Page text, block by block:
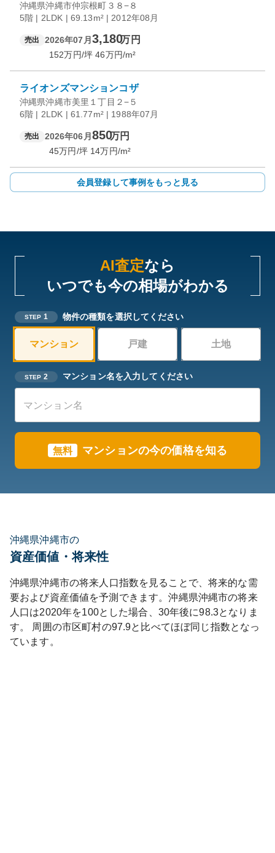
沖縄県沖縄市仲宗根町３８−８
5階 | 2LDK | 69.13m² | 2012年08月
売出 2026年07月 3,180万円
152万円/坪 46万円/m²
ライオンズマンションコザ
沖縄県沖縄市美里１丁目２−５
6階 | 2LDK | 61.77m² | 1988年07月
売出 2026年06月 850万円
45万円/坪 14万円/m²
会員登録して事例をもっと見る
AI査定なら
いつでも今の相場がわかる
STEP 1 物件の種類を選択してください
マンション 戸建 土地
STEP 2 マンション名を入力してください
無料 マンションの今の価格を知る
沖縄県沖縄市の
資産価値・将来性
沖縄県沖縄市の将来人口指数を見ることで、将来的な需
要および資産価値を予測できます。沖縄県沖縄市の将来
人口は2020年を100とした場合、30年後に98.3となりま
す。
周囲の市区町村の97.9と比べてほぼ同じ指数となっ
ています。